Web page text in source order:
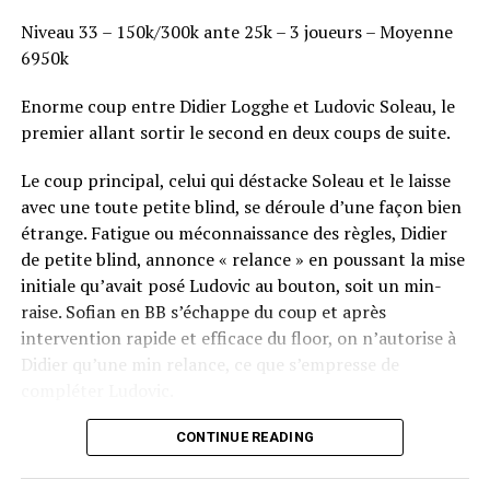
Niveau 33 – 150k/300k ante 25k – 3 joueurs – Moyenne
6950k
Enorme coup entre Didier Logghe et Ludovic Soleau, le
premier allant sortir le second en deux coups de suite.
Le coup principal, celui qui déstacke Soleau et le laisse
avec une toute petite blind, se déroule d’une façon bien
étrange. Fatigue ou méconnaissance des règles, Didier
de petite blind, annonce « relance » en poussant la mise
initiale qu’avait posé Ludovic au bouton, soit un min-
raise. Sofian en BB s’échappe du coup et après
intervention rapide et efficace du floor, on n’autorise à
Didier qu’une min relance, ce que s’empresse de
Flop QJ4. All-in de Ludovic et insta call de Logghe, avec
CONTINUE READING